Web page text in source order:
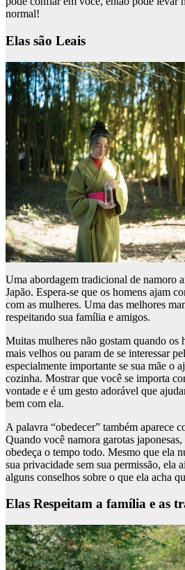
normal!
Elas são Leais
Uma abordagem tradicional de namoro
Japão. Espera-se que os homens ajam
com as mulheres. Uma das melhores
respeitando sua família e amigos.
Muitas mulheres não gostam quando os
mais velhos ou param de se interessar
especialmente importante se sua mãe o
cozinha. Mostrar que você se importa
vontade e é um gesto adorável que
bem com ela.
A palavra “obedecer” também aparece
Quando você namora garotas japonesas,
obedeça o tempo todo. Mesmo que ela
sua privacidade sem sua permissão, ela
alguns conselhos sobre o que ela acha
Elas Respeitam a família e as